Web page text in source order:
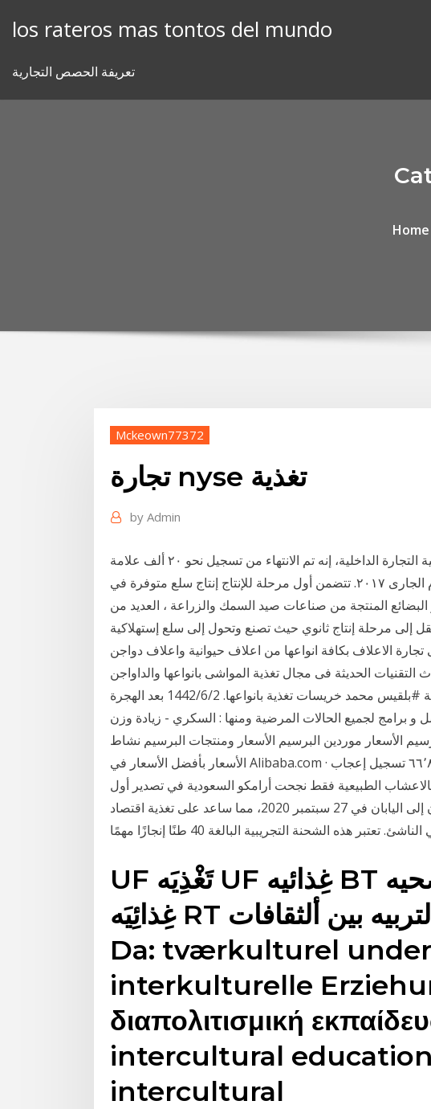
los rateros mas tontos del mundo
تعريفة الحصص التجارية
Home
Mckeown77372
تجارة nyse تغذية
by Admin
قال الدكتور ابراهيم عشماوى رئيس جهاز تنمية التجارة الداخلية، إنه تم الانتهاء من تسجيل نحو ٢٠ ألف علامة
تجارية جديدة داخل السوق المحلية خلال العام الجارى ٢٠١٧. تتضمن أول مرحلة للإنتاج إنتاج سلع متوفرة في
المنتجة من صناعات صيد السمك والزراعة ، العديد من
الاعلاف بكافة انواعها من اعلاف حيوانية واعلاف دواجن
الحديثة فى مجال تغذية المواشى بانواعها والداواجن
بانواعها. 2‏‏/6‏‏/1442 بعد الهجرة ‎تغذية ‎بإدارة أخصائية التغذية #بلقيس محمد خريسات ‎تشمل : - برامج نقصان و
زيادة وزن ‎- برامج لجميع الحالات المرضية ومنها : السكري ‎الضغط ، مرضى الكلى ، حساسية القمح ، كسل و
نشاط ‎الغده الدرقيه البحث عن شركات تصنيع البرسيم الأسعار موردين البرسيم الأسعار ومنتجات البرسيم
الأسعار بأفضل الأسعار في Alibaba.com ‏اخصائى تغذيه وعلاج طبيعى‏, ‏القاهرة‏. ‏‏٦٦٬٨٢٦‏ تسجيل إعجاب ·
بالاعشاب الطبيعية فقط‏ نجحت أرامكو السعودية في تصدير أول
شحنة في العالم من الأمونيا المحايد للكربون إلى اليابان في 27 سبتمبر 2020، مما ساعد على تغذية اقتصاد
تعتبر هذه الشحنة التجريبية البالغة 40 طنًا إنجازًا مهمًا
UF تَغْذِيَه UF غِذائيه BT ألتربيه ألصحيه RT عَادات
غِذائِيَه RT غِذاء ألتربيه بين ألثقافات MT (70.70)
Da: tværkulturel
interkulturelle
διαπολιτισμική
intercultural
intercultural